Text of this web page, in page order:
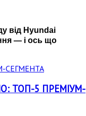
від Hyundai
— і ось що
ТОП-5 ПРЕМІУМ-